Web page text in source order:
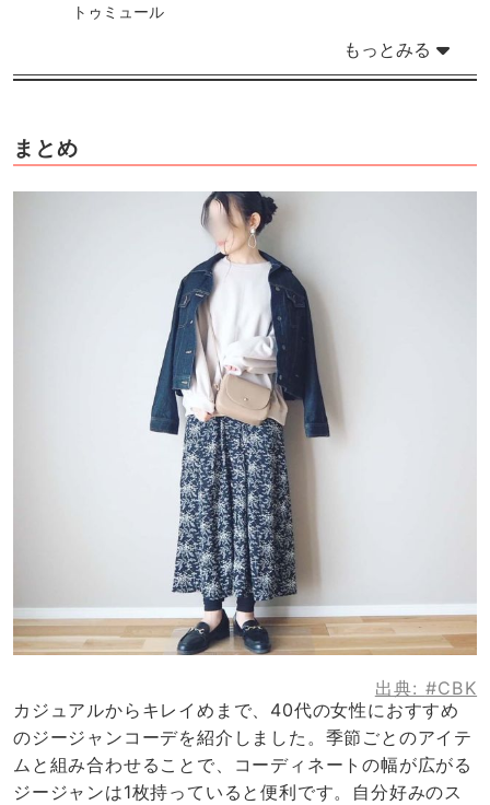
トゥミュール
もっとみる
まとめ
出典: #CBK
カジュアルからキレイめまで、40代の女性におすすめ
のジージャンコーデを紹介しました。季節ごとのアイテ
ムと組み合わせることで、コーディネートの幅が広がる
ジージャンは1枚持っていると便利です。自分好みのス